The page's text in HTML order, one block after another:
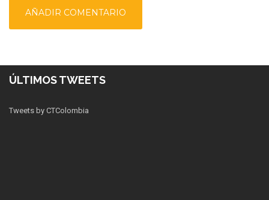
ÚLTIMOS TWEETS
Tweets by CTColombia